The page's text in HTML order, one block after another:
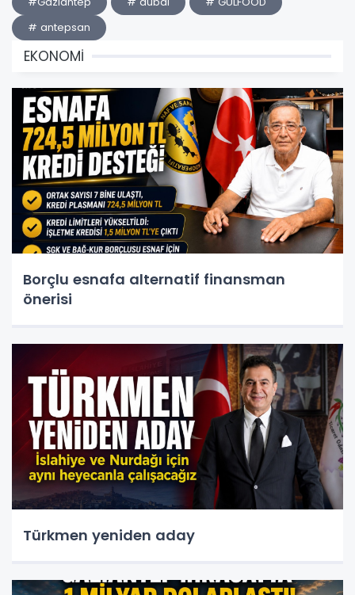
# antepsan
EKONOMİ
Borçlu esnafa alternatif finansman
önerisi
Türkmen yeniden aday